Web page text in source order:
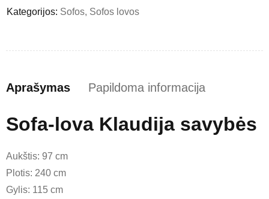
Kategorijos: Sofos, Sofos lovos
Aprašymas Papildoma informacija
Sofa-lova Klaudija savybės
Aukštis: 97 cm
Plotis: 240 cm
Gylis: 115 cm